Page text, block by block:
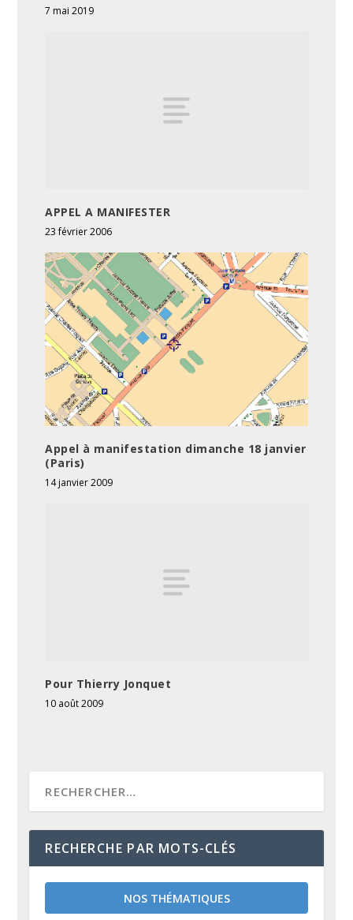
7 mai 2019
APPEL A MANIFESTER
23 février 2006
Appel à manifestation dimanche 18 janvier
(Paris)
14 janvier 2009
Pour Thierry Jonquet
10 août 2009
RECHERCHE PAR MOTS-CLÉS
NOS THÉMATIQUES